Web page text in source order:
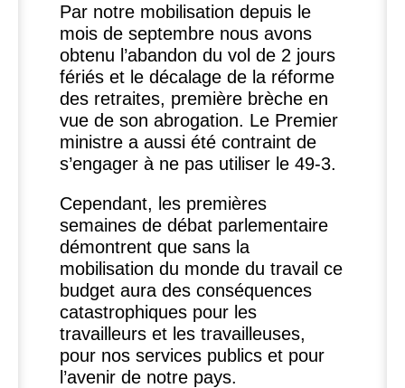
Par notre mobilisation depuis le
mois de septembre nous avons
obtenu l’abandon du vol de 2 jours
fériés et le décalage de la réforme
des retraites, première brèche en
vue de son abrogation. Le Premier
ministre a aussi été contraint de
s’engager à ne pas utiliser le 49-3.
Cependant, les premières
semaines de débat parlementaire
démontrent que sans la
mobilisation du monde du travail ce
budget aura des conséquences
catastrophiques pour les
travailleurs et les travailleuses,
pour nos services publics et pour
l’avenir de notre pays.